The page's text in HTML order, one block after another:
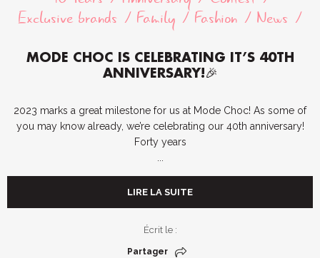
Exclusive brands
Family Fashion News
MODE CHOC IS CELEBRATING IT’S 40TH
ANNIVERSARY!🎉
2023 marks a great milestone for us at Mode Choc! As some of
you may know already, we’re celebrating our 40th anniversary!
Forty years
LIRE LA SUITE
Écrit le :
Partager